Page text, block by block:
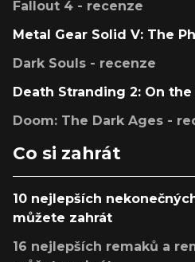
Fallout 4 - recenze
Metal Gear Solid V: The
Dark Souls - recenze
Death Stranding 2: On
Doom: The Dark Ages -
Co si zahrát
10 nejlepších
můžete zahrát
16 nejlepších remaků a